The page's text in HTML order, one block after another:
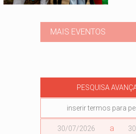
MAIS EVENTOS
PESQUISA
a
Data